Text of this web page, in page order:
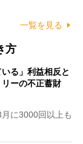
一覧を見る
方
る」利益相反と
ーの不正蓄財
に3000回以上も